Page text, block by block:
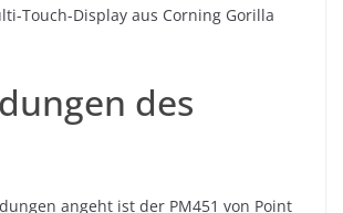
Touch-Display aus Corning Gorilla
des
angeht ist der PM451 von Point